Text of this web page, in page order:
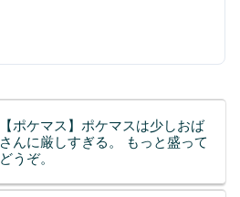
【ポケマス】ポケマスは少しおば
さんに厳しすぎる。 もっと盛って
どうぞ。